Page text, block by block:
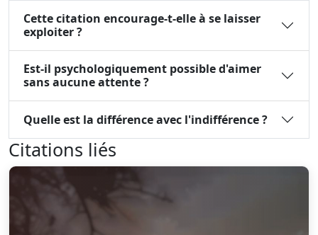
Cette citation encourage-t-elle à se laisser
exploiter ?
Est-il psychologiquement possible d'aimer
sans aucune attente ?
Quelle est la différence avec l'indifférence ?
Citations liés